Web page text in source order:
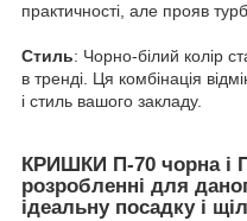
практичності, але прояв
Стиль: Чорно-білий колір
в тренді. Ця комбінація
і стиль вашого закладу.
КРИШКИ П-70 чорнаі
розробленні для
ідеальну посадку і